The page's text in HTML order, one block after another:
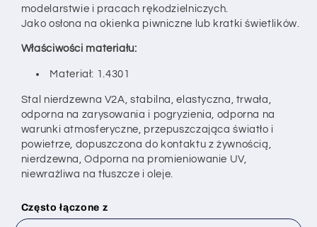
modelarstwie i pracach rękodzielniczych.
Jako osłona na okienka piwniczne lub kratki świetlików.
Właściwości materiału:
Materiał: 1.4301
Stal nierdzewna V2A, stabilna, elastyczna, trwała,
odporna na zarysowania i pogryzienia, odporna na
warunki atmosferyczne, przepuszczająca światło i
powietrze, dopuszczona do kontaktu z żywnością,
nierdzewna,Odporna na promieniowanie UV,
niewrażliwa na tłuszcze i oleje.
Często łączone z